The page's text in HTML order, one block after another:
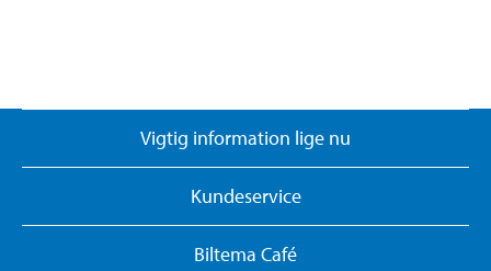
Vigtig information lige nu
Kundeservice
Biltema Café